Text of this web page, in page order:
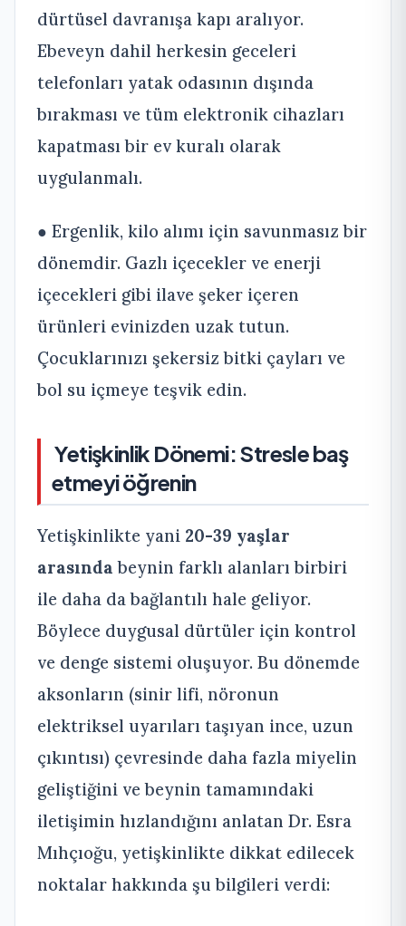
dürtüsel davranışa kapı aralıyor.
Ebeveyn dahil herkesin geceleri
telefonları yatak odasının dışında
bırakması ve tüm elektronik cihazları
kapatması bir ev kuralı olarak
uygulanmalı.
● Ergenlik, kilo alımı için savunmasız bir
dönemdir. Gazlı içecekler ve enerji
içecekleri gibi ilave şeker içeren
ürünleri evinizden uzak tutun.
Çocuklarınızı şekersiz bitki çayları ve
bol su içmeye teşvik edin.
Yetişkinlik Dönemi: Stresle baş
etmeyi öğrenin
Yetişkinlikte yani 20-39 yaşlar
arasındabeynin farklı alanları birbiri
ile daha da bağlantılı hale geliyor.
Böylece duygusal dürtüler için kontrol
ve denge sistemi oluşuyor. Bu dönemde
aksonların (sinir lifi, nöronun
elektriksel uyarıları taşıyan ince, uzun
çıkıntısı) çevresinde daha fazla miyelin
geliştiğini ve beynin tamamındaki
iletişimin hızlandığını anlatan Dr. Esra
Mıhçıoğu, yetişkinlikte dikkat edilecek
noktalar hakkında şu bilgileri verdi: